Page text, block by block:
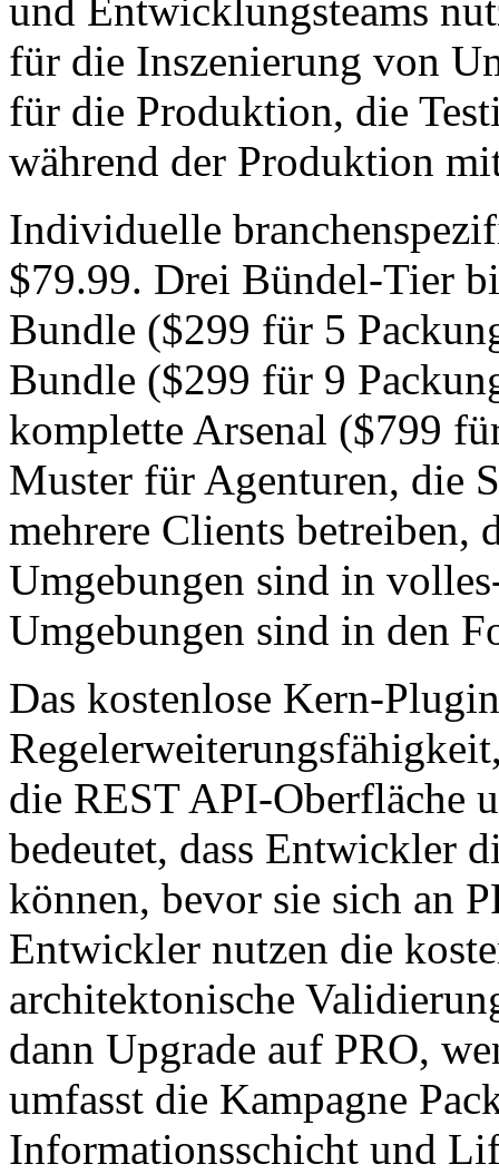
und Entwicklungsteams
für die Inszenierung von
für die Produktion, die
während der Produktion
Individuelle
$79.99. Drei Bündel-Tier
Bundle ($299 für 5
Bundle ($299 für 9
komplette Arsenal ($799
Muster für Agenturen, die
mehrere Clients betreiben,
Umgebungen sind in
Umgebungen sind in den
Das kostenlose Kern-
die REST API-Oberfläche
bedeutet, dass Entwickler
können, bevor sie sich an
Entwickler nutzen die
architektonische
dann Upgrade auf PRO,
umfasst die Kampagne
Informationsschicht und